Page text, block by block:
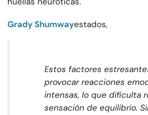
Grady Shumwayestados,
Estos factores
provocar reacciones
intensas, lo que dificulta
sensación de equilibrio.